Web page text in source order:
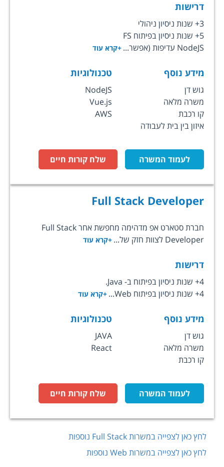
דרישות
3+ שנות ניסיון ניהולי
5+ שנות ניסיון בפיתוח FS
NodeJS עדיפות (אפשר...
+קרא עוד
מידע נוסף
גוש דן
משרה מלאה
קו רכבת
איזון בין בית לעבודה
טכנולוגיות
NodeJS
Vue.js
AWS
לעמוד המשרה שלח קורות חיים
Full Stack Developer
חברת סטארט אפ מדהימה מחפשת אחר Full Stack
Developer לצוות חזק של...
+קרא עוד
דרישות
4+ שנות ניסיון בפיתוח ב- Java.
4+ שנות ניסיון בפיתוח Web...
+קרא עוד
מידע נוסף
גוש דן
משרה מלאה
קו רכבת
טכנולוגיות
JAVA
React
לעמוד המשרה שלח קורות חיים
לחץ כאן לצפייה במשרותFull Stack נוספות
לחץ כאן לצפייה במשרות Web נוספות